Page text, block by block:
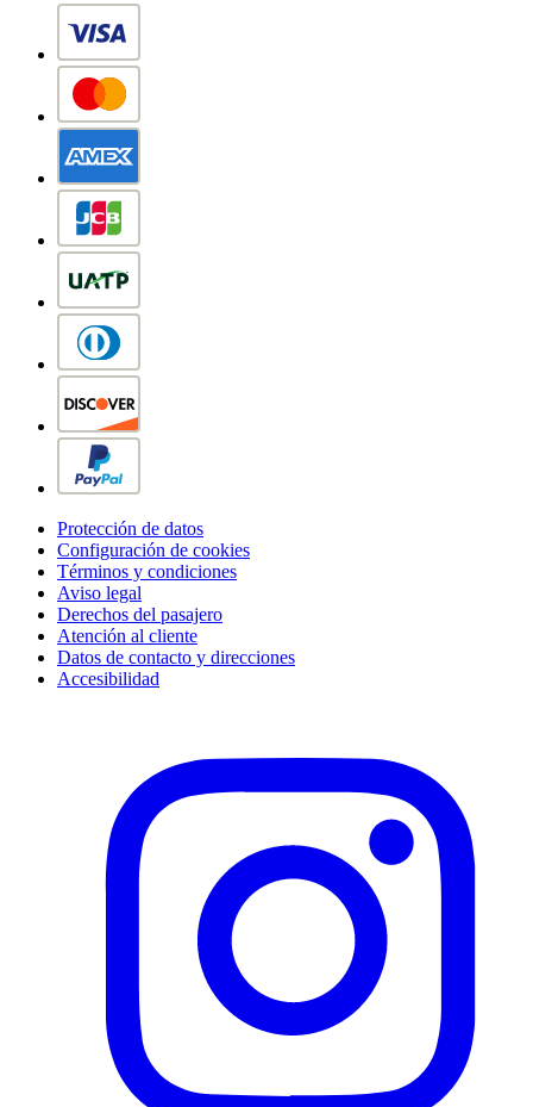
Protección de datos
Configuración de cookies
Términos y condiciones
Aviso legal
Derechos del pasajero
Atención al cliente
Datos de contacto y direcciones
Accesibilidad